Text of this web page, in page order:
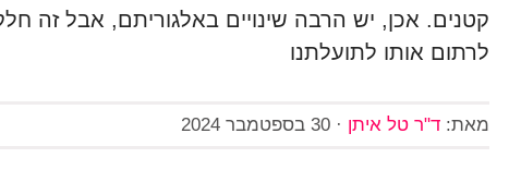
קטנים. אכן, יש הרבה שינויים באלגוריתם, אבל זה
לרתום אותו לתועלתנו
מאת: ד"ר טל איתן · 30 בספטמבר 2024